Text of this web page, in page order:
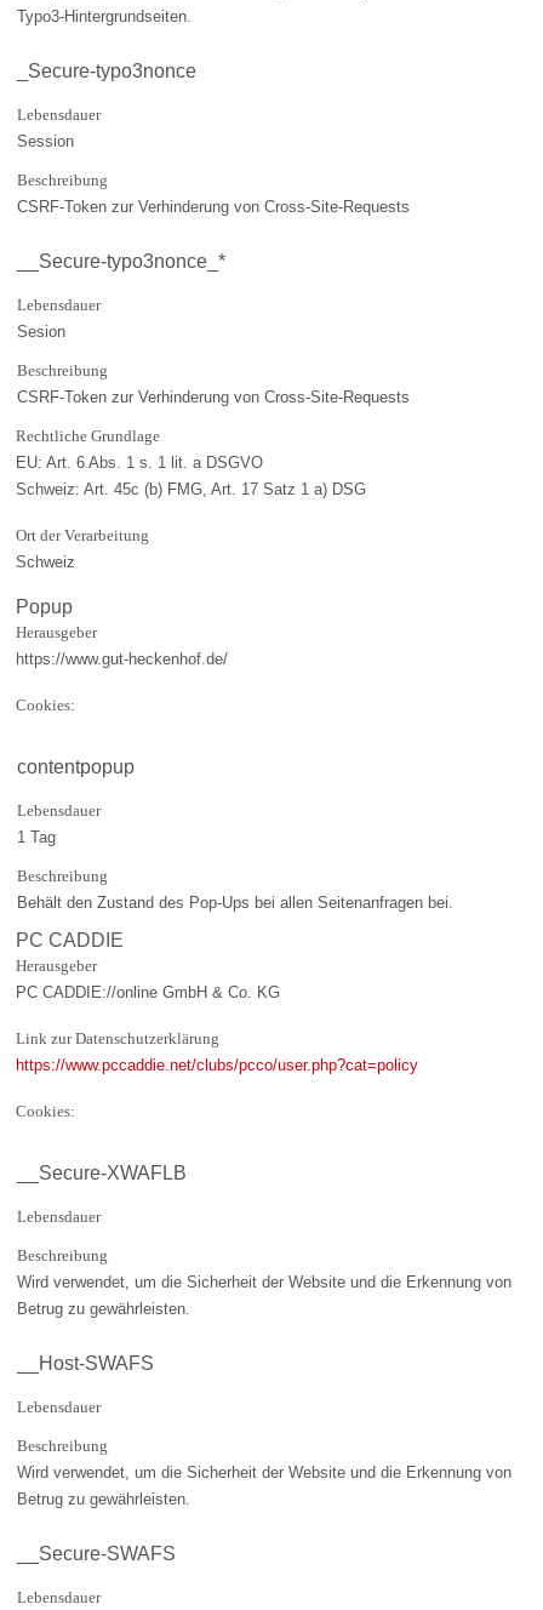
Typo3-Hintergrundseiten.
_Secure-typo3nonce
Lebensdauer
Session
Beschreibung
CSRF-Token zur Verhinderung von Cross-Site-Requests
__Secure-typo3nonce_*
Lebensdauer
Sesion
Beschreibung
CSRF-Token zur Verhinderung von Cross-Site-Requests
Rechtliche Grundlage
EU: Art. 6 Abs. 1 s. 1 lit. a DSGVO
Schweiz: Art. 45c (b) FMG, Art. 17 Satz 1 a) DSG
Ort der Verarbeitung
Schweiz
Popup
Herausgeber
https://www.gut-heckenhof.de/
Cookies:
contentpopup
Lebensdauer
1 Tag
Beschreibung
Behält den Zustand des Pop-Ups bei allen Seitenanfragen bei.
PC CADDIE
Herausgeber
PC CADDIE://online GmbH & Co. KG
Link zur Datenschutzerklärung
https://www.pccaddie.net/clubs/pcco/user.php?cat=policy
Cookies:
__Secure-XWAFLB
Lebensdauer
Beschreibung
Wird verwendet, um die Sicherheit der Website und die Erkennung von
Betrug zu gewährleisten.
__Host-SWAFS
Lebensdauer
Beschreibung
Wird verwendet, um die Sicherheit der Website und die Erkennung von
Betrug zu gewährleisten.
__Secure-SWAFS
Lebensdauer